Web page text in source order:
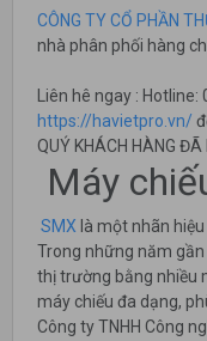
CÔNG TY CỔ PHẦN
nhà phân phối hàng
Liên hê ngay :
https://havietpro.vn/
QUÝ KHÁCH HÀNG ĐÃ
Máy
SMX là một nhãn hiệu
Trong những năm
thị trường bằng nhiều
máy chiếu đa dạng,
Công ty TNHH Công